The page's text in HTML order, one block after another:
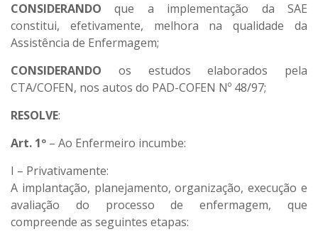
CONSIDERANDO que a implementação da SAE
constitui, efetivamente, melhora na qualidade da
Assistência de Enfermagem;
CONSIDERANDO os estudos elaborados pela
CTA/COFEN, nos autos do PAD-COFEN Nº 48/97;
RESOLVE:
Art. 1º – Ao Enfermeiro incumbe:
I – Privativamente:
A implantação, planejamento, organização, execução e
avaliação do processo de enfermagem, que
compreende as seguintes etapas: